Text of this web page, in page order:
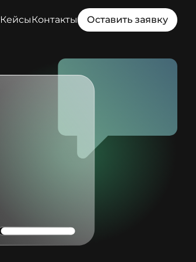
КейсыКонтакты Оставить заявку